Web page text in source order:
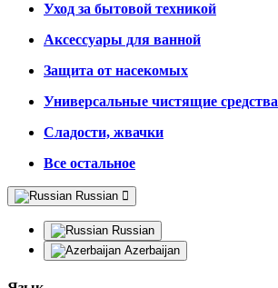
Уход за бытовой техникой
Аксессуары для ванной
Защита от насекомых
Универсальные чистящие средства
Сладости, жвачки
Все остальное
Russian
Russian
Azerbaijan